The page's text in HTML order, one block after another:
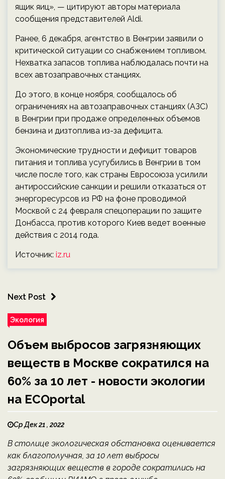
ящик яиц», — цитируют авторы материала
сообщения представителей Aldi.
Ранее, 6 декабря, агентство в Венгрии заявили о
критической ситуации со снабжением топливом.
Нехватка запасов топлива наблюдалась почти на
всех автозаправочных станциях.
До этого, в конце ноября, сообщалось об
ограничениях на автозаправочных станциях (АЗС)
в Венгрии при продаже определенных объемов
бензина и дизтоплива из-за дефицита.
Экономические трудности и дефицит товаров
питания и топлива усугубились в Венгрии в том
числе после того, как страны Евросоюза усилили
антироссийские санкции и решили отказаться от
энергоресурсов из РФ на фоне проводимой
Москвой с 24 февраля спецоперации по защите
Донбасса, против которого Киев ведет военные
действия с 2014 года.
Источник: iz.ru
Next Post
Экология
Объем выбросов загрязняющих
веществ в Москве сократился на
60% за 10 лет - новости экологии
на ECOportal
Ср Дек 21 , 2022
В столице экологическая обстановка оценивается
как благополучная, за 10 лет выбросы
загрязняющих веществ в городе сократились на